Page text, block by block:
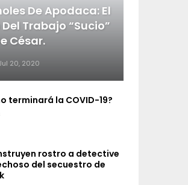
De Apodaca: El
Trabajo “sucio”
César.
20, 2020
terminará la COVID-19?
rostro a detective
del secuestro de